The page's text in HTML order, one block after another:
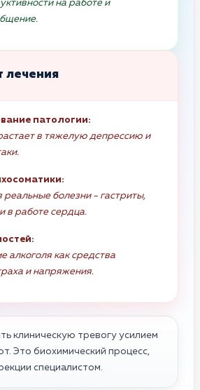
на работе и
лечения
патологии:
в тяжелую депрессию и
болезни - гастриты,
в работе сердца.
алкоголя как средства
и напряжения.
клиническую тревогу усилием
Это биохимический процесс,
специалистом.